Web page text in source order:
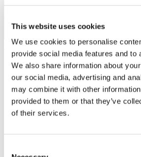
This website uses cookies
We use cookies to personalise
provide social media features and to
We also share information about
our social media, advertising and
may combine it with other
provided to them or that they’ve
of their services.
Menu
Domů
Prodejní místa/
MM Servis CZ
MM Servis CZ